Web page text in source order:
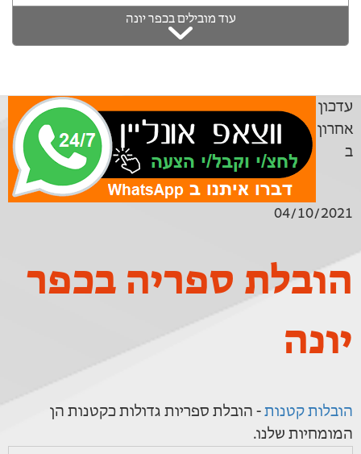
עוד מובילים בכפר יונה
עדכון
אחרון
ב
04/10/2021
הובלת ספריה בכפר
יונה
הובלות קטנות - הובלת ספריות גדולות כקטנות הן
המומחיות שלנו.